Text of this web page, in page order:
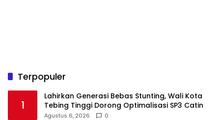
Terpopuler
1
Lahirkan Generasi Bebas Stunting, Wali Kota
Tebing Tinggi Dorong Optimalisasi SP3 Catin
Agustus 6, 2026 0